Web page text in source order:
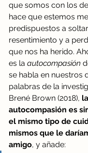
que somos con los
hace que estemos
predispuestos a
resentimiento y a
que nos ha herido.
es la autocompasión
se habla en nuestros
palabras de la
Brené Brown (2018), la
autocompasión es
el mismo tipo de
mismos que le
amigo, y añade: